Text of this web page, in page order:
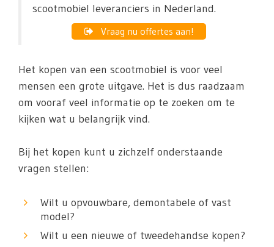
scootmobiel leveranciers in Nederland.
Vraag nu offertes aan!
Het kopen van een scootmobiel is voor veel
mensen een grote uitgave. Het is dus raadzaam
om vooraf veel informatie op te zoeken om te
kijken wat u belangrijk vind.
Bij het kopen kunt u zichzelf onderstaande
vragen stellen:
Wilt u opvouwbare, demontabele of vast
model?
Wilt u een nieuwe of tweedehandse kopen?